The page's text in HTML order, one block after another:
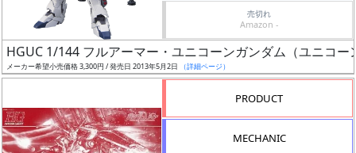
ル
成
形
色
売切れ
Amazon -
HGUC 1/144 フルアーマー・ユニコーンガンダム（ユニコー
メーカー希望小売価格 3,300円 / 発売日 2013年5月2日 （詳細ページ）
PRODUCT
MECHANIC